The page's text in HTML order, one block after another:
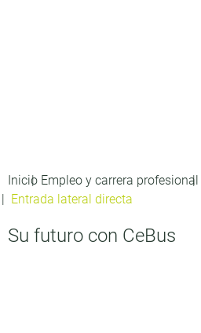
Inicio Empleo y carrera profesional
Entrada lateral directa
Su futuro con CeBus